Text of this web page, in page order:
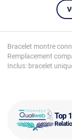
Top
Bracelet montre
Remplacement
Inclus: bracelet